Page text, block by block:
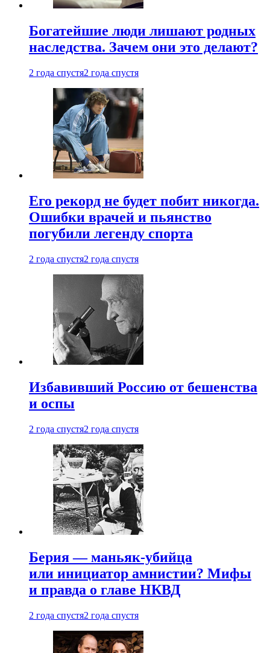
Богатейшие люди лишают родных
наследства. Зачем они это делают?
2 года спустя2 года спустя
Его рекорд не будет побит никогда.
Ошибки врачей и пьянство
погубили легенду спорта
2 года спустя2 года спустя
Избавивший Россию от бешенства
и оспы
2 года спустя2 года спустя
Берия — маньяк-убийца
или инициатор амнистии? Мифы
и правда о главе НКВД
2 года спустя2 года спустя